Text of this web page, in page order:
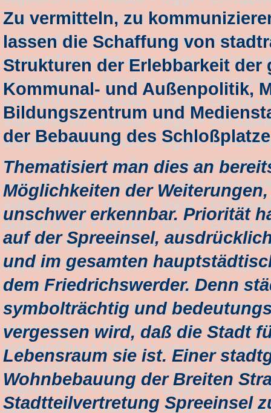
Zu vermitteln, zu
lassen die Schaffung von
Strukturen der Erlebbarkeit
Kommunal- und Außenpolitik,
Bildungszentrum und
der Bebauung des
Thematisiert man dies an
Möglichkeiten der
unschwer erkennbar. Priorität
auf der Spreeinsel,
und im gesamten
dem Friedrichswerder. Denn
symbolträchtig und
vergessen wird, daß die Stadt
Lebensraum sie ist. Einer
Wohnbebauung der Breiten
Stadtteilvertretung Spreeinsel